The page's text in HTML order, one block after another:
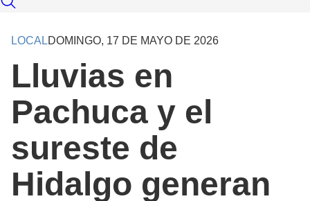
LOCALDOMINGO, 17 DE MAYO DE 2026
Lluvias en
Pachuca y el
sureste de
Hidalgo generan